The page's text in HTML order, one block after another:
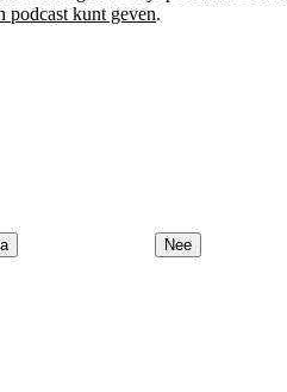
podcast kunt geven.
Nee